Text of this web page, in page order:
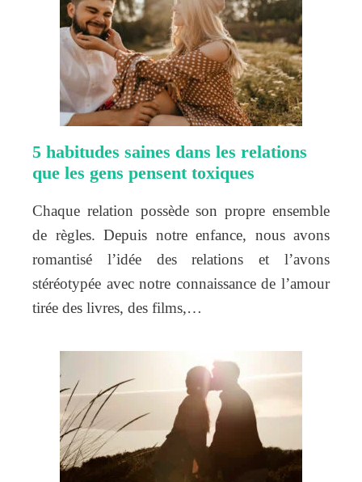
5 habitudes saines dans les relations
que les gens pensent toxiques
Chaque relation possède son propre ensemble
de règles. Depuis notre enfance, nous avons
romantisé l’idée des relations et l’avons
stéréotypée avec notre connaissance de l’amour
tirée des livres, des films,…